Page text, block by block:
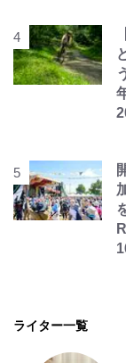
ライター一覧